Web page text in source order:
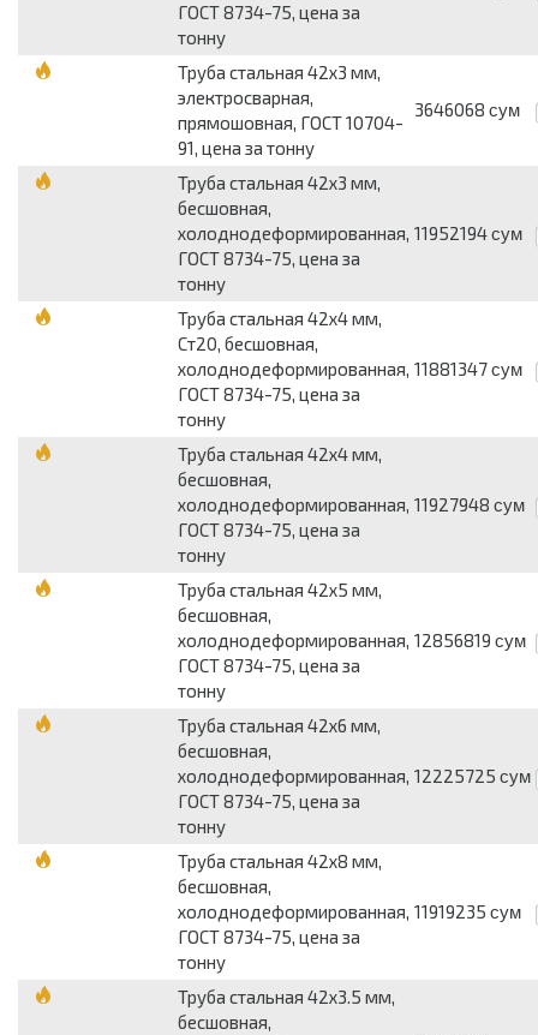
ГОСТ 8734-75, цена за
тонну
Труба стальная 42х3 мм,
электросварная,
прямошовная, ГОСТ 10704-
91, цена за тонну
3646068 сум
Труба стальная 42х3 мм,
бесшовная,
холоднодеформированная,
ГОСТ 8734-75, цена за
тонну
11952194 сум
Труба стальная 42х4 мм,
Ст20, бесшовная,
холоднодеформированная,
ГОСТ 8734-75, цена за
тонну
11881347 сум
Труба стальная 42х4 мм,
бесшовная,
холоднодеформированная,
ГОСТ 8734-75, цена за
тонну
11927948 сум
Труба стальная 42х5 мм,
бесшовная,
холоднодеформированная,
ГОСТ 8734-75, цена за
тонну
12856819 сум
Труба стальная 42х6 мм,
бесшовная,
холоднодеформированная,
ГОСТ 8734-75, цена за
тонну
12225725 сум
Труба стальная 42х8 мм,
бесшовная,
холоднодеформированная,
ГОСТ 8734-75, цена за
тонну
11919235 сум
Труба стальная 42х3.5 мм,
бесшовная,